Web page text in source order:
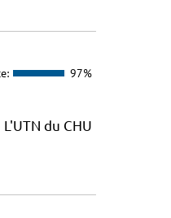
97%
du CHU